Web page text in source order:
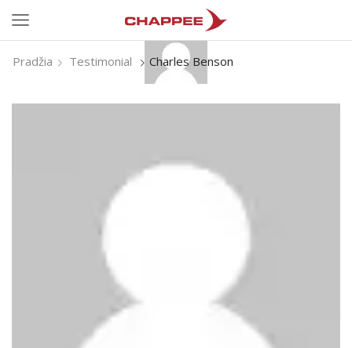
Pradžia Testimonial Charles Benson